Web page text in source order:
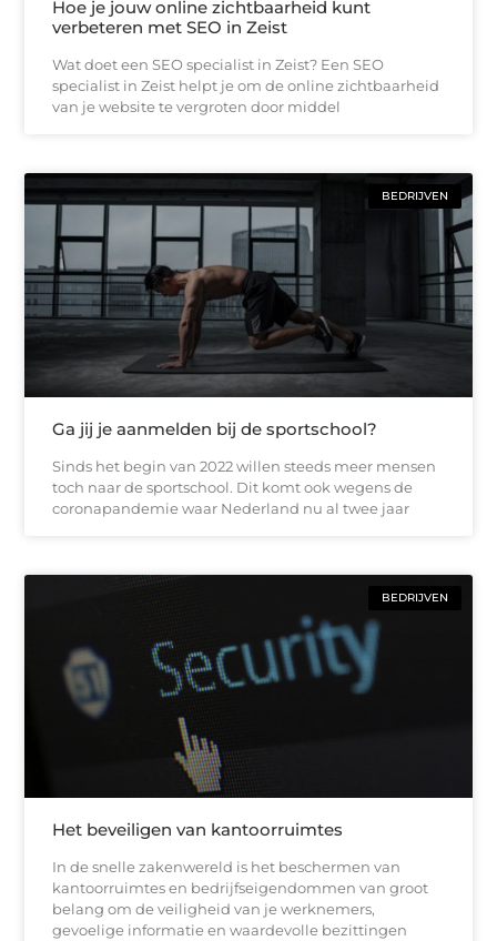
Hoe je jouw online zichtbaarheid kunt
verbeteren met SEO in Zeist
Wat doet een SEO specialist in Zeist? Een SEO
specialist in Zeist helpt je om de online zichtbaarheid
van je website te vergroten door middel
BEDRIJVEN
Ga jij je aanmelden bij de sportschool?
Sinds het begin van 2022 willen steeds meer mensen
toch naar de sportschool. Dit komt ook wegens de
coronapandemie waar Nederland nu al twee jaar
BEDRIJVEN
Het beveiligen van kantoorruimtes
In de snelle zakenwereld is het beschermen van
kantoorruimtes en bedrijfseigendommen van groot
belang om de veiligheid van je werknemers,
gevoelige informatie en waardevolle bezittingen